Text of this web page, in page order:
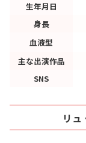
生年月日
身長
血液型
主な出演作品
SNS
リ